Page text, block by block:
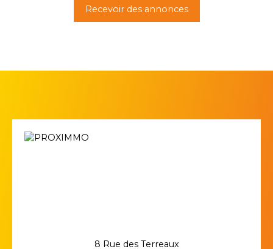
Recevoir des annonces
8 Rue des Terreaux